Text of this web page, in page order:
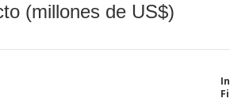
(millones de US$)